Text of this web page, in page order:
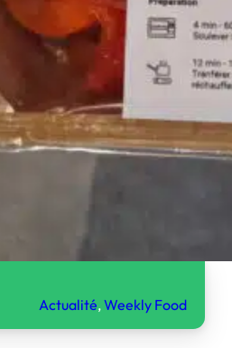
Actualité, Weekly Food